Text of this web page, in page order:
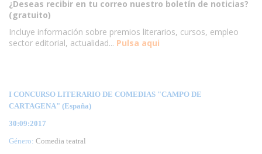
¿Deseas recibir en tu correo nuestro boletín de noticias?
(gratuito)
Incluye información sobre premios literarios, cursos, empleo
sector editorial, actualidad... Pulsa aqui
I CONCURSO LITERARIO DE COMEDIAS "CAMPO DE
CARTAGENA" (España)
30:09:2017
Género: Comedia teatral